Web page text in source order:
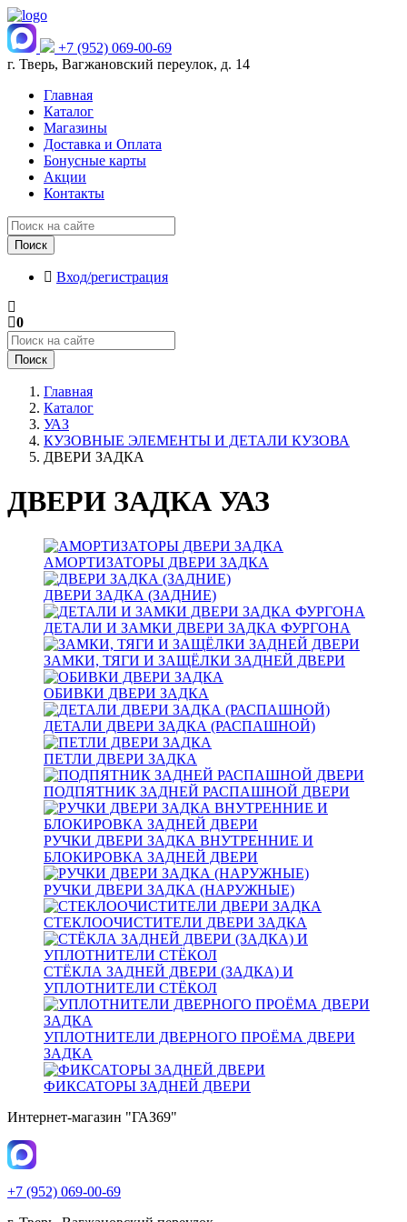
+7 (952) 069-00-69
г. Тверь, Вагжановский переулок, д. 14
Главная
Каталог
Магазины
Доставка и Оплата
Бонусные карты
Акции
Контакты
Поиск
Вход/регистрация
0
Поиск
Главная
Каталог
УАЗ
КУЗОВНЫЕ ЭЛЕМЕНТЫ И ДЕТАЛИ КУЗОВА
ДВЕРИ ЗАДКА
ДВЕРИ ЗАДКА УАЗ
АМОРТИЗАТОРЫ ДВЕРИ ЗАДКА
ДВЕРИ ЗАДКА (ЗАДНИЕ)
ДЕТАЛИ И ЗАМКИ ДВЕРИ ЗАДКА ФУРГОНА
ЗАМКИ, ТЯГИ И ЗАЩЁЛКИ ЗАДНЕЙ ДВЕРИ
ОБИВКИ ДВЕРИ ЗАДКА
ДЕТАЛИ ДВЕРИ ЗАДКА (РАСПАШНОЙ)
ПЕТЛИ ДВЕРИ ЗАДКА
ПОДПЯТНИК ЗАДНЕЙ РАСПАШНОЙ ДВЕРИ
РУЧКИ ДВЕРИ ЗАДКА ВНУТРЕННИЕ И
БЛОКИРОВКА ЗАДНЕЙ ДВЕРИ
РУЧКИ ДВЕРИ ЗАДКА (НАРУЖНЫЕ)
СТЕКЛООЧИСТИТЕЛИ ДВЕРИ ЗАДКА
СТЁКЛА ЗАДНЕЙ ДВЕРИ (ЗАДКА) И
УПЛОТНИТЕЛИ СТЁКОЛ
УПЛОТНИТЕЛИ ДВЕРНОГО ПРОЁМА ДВЕРИ
ЗАДКА
ФИКСАТОРЫ ЗАДНЕЙ ДВЕРИ
Интернет-магазин "ГАЗ69"
+7 (952) 069-00-69